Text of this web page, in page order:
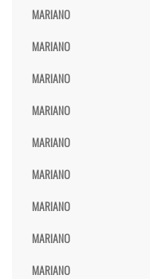
MARIANO
MARIANO
MARIANO
MARIANO
MARIANO
MARIANO
MARIANO
MARIANO
MARIANO